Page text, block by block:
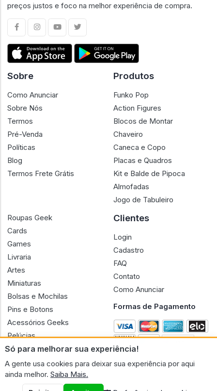
Só para melhorar sua experiência!
A gente usa cookies para deixar sua experiência por aqui
ainda melhor. Saiba Mais.
preços justos e foco na melhor experiência de compra.
Sobre
Como Anunciar
Sobre Nós
Termos
Pré-Venda
Políticas
Blog
Termos Frete Grátis
Produtos
Funko Pop
Action Figures
Blocos de Montar
Chaveiro
Caneca e Copo
Placas e Quadros
Kit e Balde de Pipoca
Almofadas
Jogo de Tabuleiro
Roupas Geek
Cards
Games
Livraria
Artes
Miniaturas
Bolsas e Mochilas
Pins e Botons
Acessórios Geeks
Pelúcias
Bonecas
Clientes
Login
Cadastro
FAQ
Contato
Como Anunciar
Formas de Pagamento